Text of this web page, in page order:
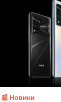
📰 Новини